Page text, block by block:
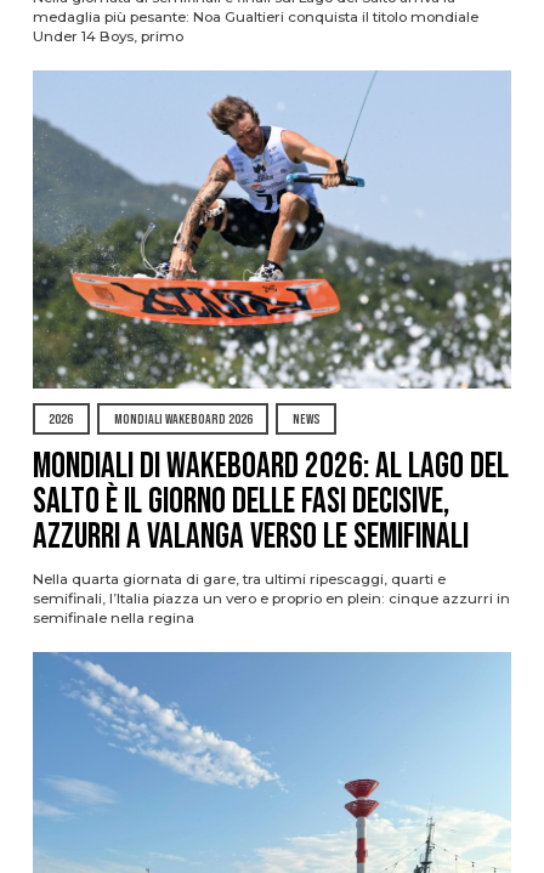
medaglia più pesante: Noa Gualtieri conquista il titolo mondiale
Under 14 Boys, primo
2026 MONDIALI WAKEBOARD 2026 NEWS
Mondiali di Wakeboard 2026: al Lago del
Salto è il giorno delle fasi decisive,
azzurri a valanga verso le semifinali
Nella quarta giornata di gare, tra ultimi ripescaggi, quarti e
semifinali, l’Italia piazza un vero e proprio en plein: cinque azzurri in
semifinale nella regina